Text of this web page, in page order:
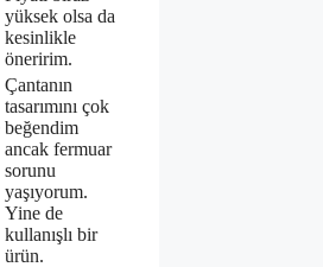
yüksek olsa da
kesinlikle
öneririm.
Çantanın
tasarımını çok
beğendim
ancak fermuar
sorunu
yaşıyorum.
Yine de
kullanışlı bir
ürün.